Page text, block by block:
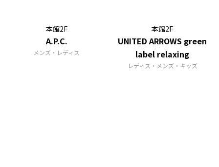
本館2F
A.P.C.
メンズ・レディス
本館2F
UNITED ARROWS green
label relaxing
レディス・メンズ・キッズ